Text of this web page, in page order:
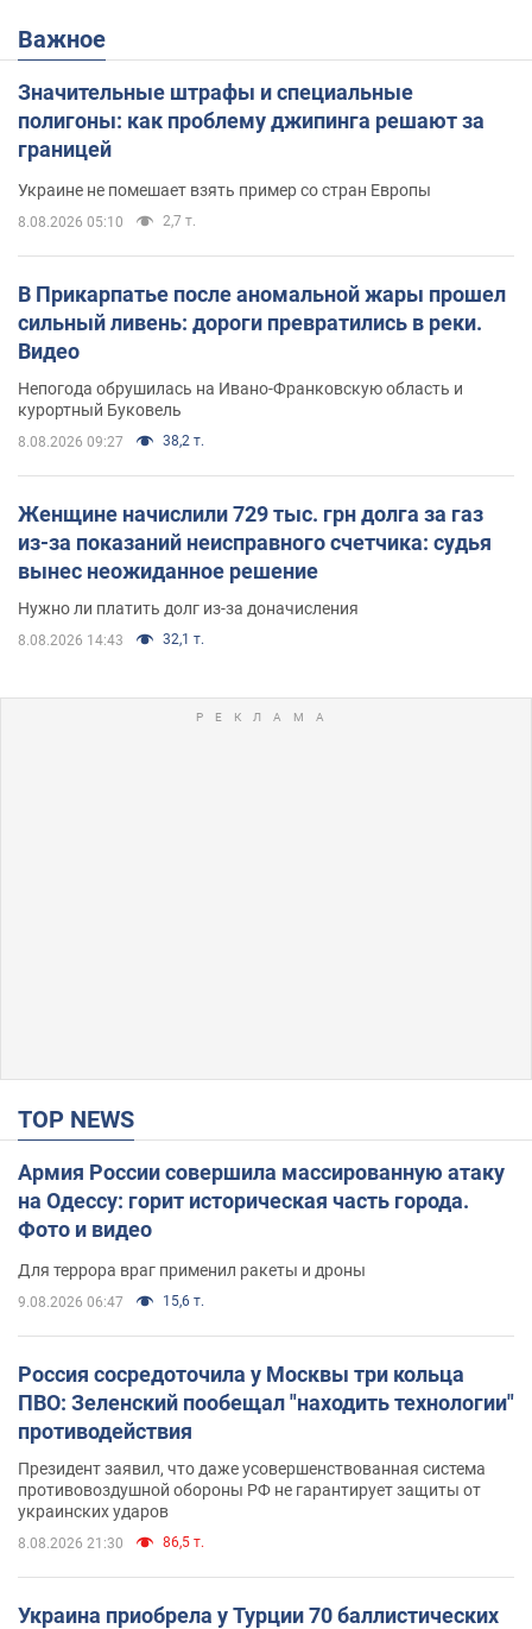
Важное
Значительные штрафы и специальные
полигоны: как проблему джипинга решают за
границей
Украине не помешает взять пример со стран Европы
8.08.2026 05:10 2,7 т.
В Прикарпатье после аномальной жары прошел
сильный ливень: дороги превратились в реки.
Видео
Непогода обрушилась на Ивано-Франковскую область и
курортный Буковель
8.08.2026 09:27 38,2 т.
Женщине начислили 729 тыс. грн долга за газ
из-за показаний неисправного счетчика: судья
вынес неожиданное решение
Нужно ли платить долг из-за доначисления
8.08.2026 14:43 32,1 т.
TOP NEWS
Армия России совершила массированную атаку
на Одессу: горит историческая часть города.
Фото и видео
Для террора враг применил ракеты и дроны
9.08.2026 06:47 15,6 т.
Россия сосредоточила у Москвы три кольца
ПВО: Зеленский пообещал "находить технологии"
противодействия
Президент заявил, что даже усовершенствованная система
противовоздушной обороны РФ не гарантирует защиты от
украинских ударов
8.08.2026 21:30 86,5 т.
Украина приобрела у Турции 70 баллистических